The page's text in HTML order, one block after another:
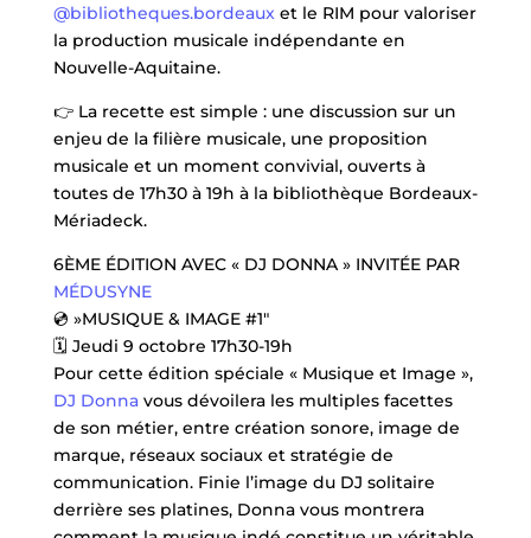
@bibliotheques.bordeaux et le RIM pour valoriser
la production musicale indépendante en
Nouvelle-Aquitaine.
👉 La recette est simple : une discussion sur un
enjeu de la filière musicale, une proposition
musicale et un moment convivial, ouverts à
toutes de 17h30 à 19h à la bibliothèque Bordeaux-
Mériadeck.
6ÈME ÉDITION AVEC « DJ DONNA » INVITÉE PAR
MÉDUSYNE
💿 »MUSIQUE & IMAGE #1″
🗓️ Jeudi 9 octobre 17h30-19h
Pour cette édition spéciale « Musique et Image »,
DJ Donnavous dévoilera les multiples facettes
de son métier, entre création sonore, image de
marque, réseaux sociaux et stratégie de
communication. Finie l’image du DJ solitaire
derrière ses platines, Donna vous montrera